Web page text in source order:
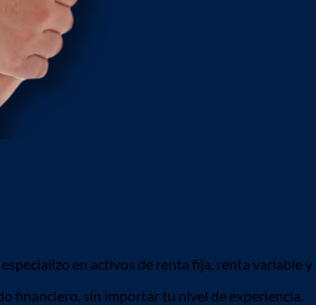
en activos de renta fija, renta variable
financiero, sin importar tu nivel de experiencia.